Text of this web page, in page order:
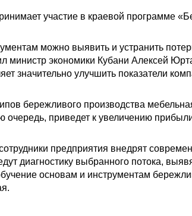
участие в краевой программе
можно выявить и устранить
министр экономики Кубани Алексей
значительно улучшить показатели
бережливого производства
очередь, приведет к увеличению
предприятия внедрят
диагностику выбранного потока,
основам и инструментам